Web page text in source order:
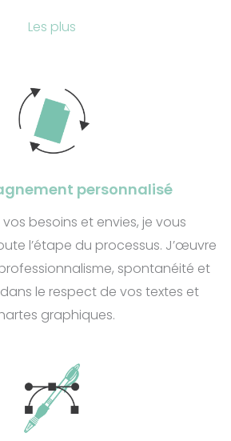
Les plus
personnalisé
vos besoins et envies, je vous
l’étape du processus. J’œuvre
spontanéité et
le respect de vos textes et
graphiques.